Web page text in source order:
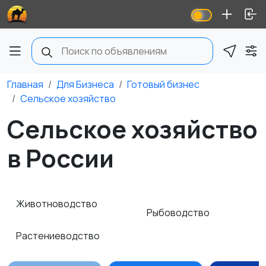
Главная Для Бизнеса
Готовый бизнес
Сельское хозяйство
Сельское хозяйство
в России
Животноводство
Растениеводство
Рыбоводство